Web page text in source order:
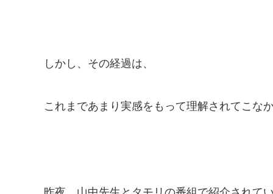
しかし、その経過は、
これまであまり実感をもって理解されてこなか